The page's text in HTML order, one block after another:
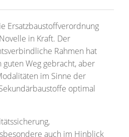
Ersatzbaustoffverordnung
in Kraft. Der
Rahmen hat
Weg gebracht, aber
im Sinne der
optimal
auch im Hinblick